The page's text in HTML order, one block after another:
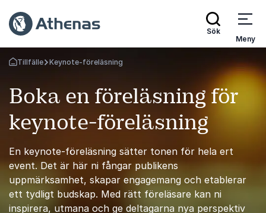
Sök
Meny
Gå tillbaka till startsidan
Tillfälle Keynote-föreläsning
Boka en föreläsning för
keynote-föreläsning
En keynote-föreläsning sätter tonen för hela ert
event. Det är här ni fångar publikens
uppmärksamhet, skapar engagemang och etablerar
ett tydligt budskap. Med rätt föreläsare kan ni
inspirera, utmana och ge deltagarna nya perspektiv